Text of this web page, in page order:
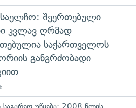
საელჩო: შეერთებული
კვლავ ღრმად
საქართველოს
განგრძობადი